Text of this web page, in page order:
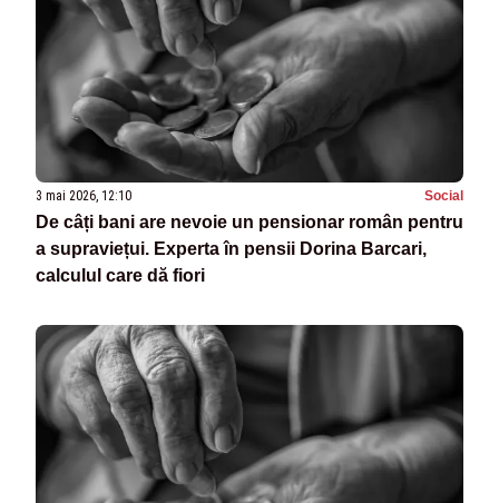
3 mai 2026, 12:10 Social
De câți bani are nevoie un pensionar român pentru
a supraviețui. Experta în pensii Dorina Barcari,
calculul care dă fiori